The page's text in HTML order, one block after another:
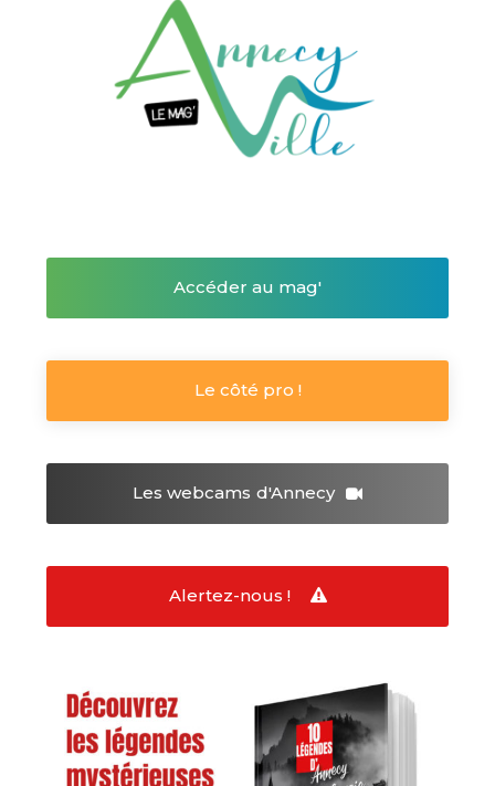
Accéder au mag'
Le côté pro !
Les webcams d'Annecy
Alertez-nous !